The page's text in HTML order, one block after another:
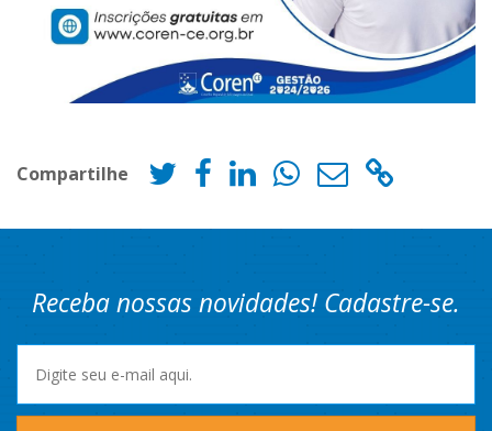
Compartilhe
Receba nossas novidades! Cadastre-se.